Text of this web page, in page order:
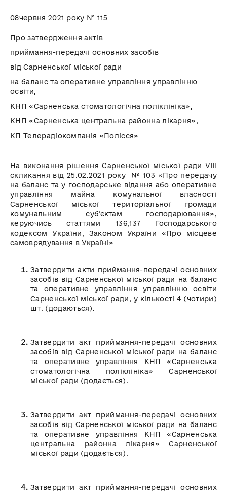
08червня 2021 року № 115
Прозатвердження актів
приймання-передачі основних засобів
від Сарненської міської ради
на баланс та оперативне управління управлінню
освіти,
КНП «Сарненська стоматологічна поліклініка»,
КНП «Сарненська центральна районна лікарня»,
КП Телерадіокомпанія «Полісся»
На виконання рішення Сарненської міської ради VІIІ
скликання від 25.02.2021 року № 103 «Про передачу
на баланс та у господарське відання або оперативне
управління майна комунальної власності
Сарненської міської територіальної громади
комунальним суб’єктам господарювання»,
керуючись статтями 136,137 Господарського
кодексом України, Законом України «Про місцеве
самоврядування в Україні»
Затвердити акти приймання-передачі основних
засобів від Сарненської міської ради на баланс
та оперативне управління управлінню освіти
Сарненської міської ради, у кількості 4 (чотири)
шт. (додаються).
Затвердити акт приймання-передачі основних
засобів від Сарненської міської ради на баланс
та оперативне управління КНП «Сарненська
стоматологічна поліклініка» Сарненської
міської ради (додається).
Затвердити акт приймання-передачі основних
засобів від Сарненської міської ради на баланс
та оперативне управління КНП «Сарненська
центральна районна лікарня» Сарненської
міської ради (додається).
Затвердити акт приймання-передачі основних